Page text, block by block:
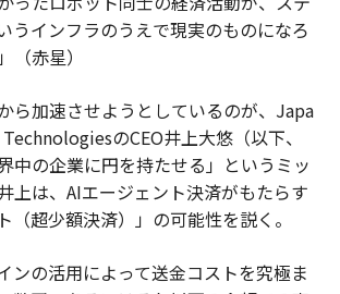
うインフラのうえで現実のものになろ
（赤星）
ら加速させようとしているのが、Japa
のCEO井上大悠（以下、
中の企業に円を持たせる」というミッ
上は、AIエージェント決済がもたらす
（超少額決済）」の可能性を説く。
ンの活用によって送金コストを究極ま